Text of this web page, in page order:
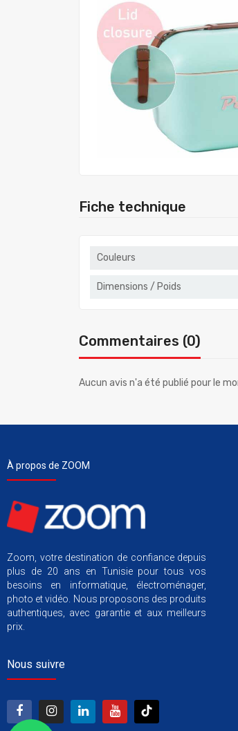
Fiche technique
Couleurs
Dimensions / Poids
Commentaires (0)
Aucun avis n'a été publié pour le
À propos de ZOOM
Zoom, votre destination de confiance depuis
plus de 20 ans en Tunisie pour tous vos
besoins en informatique, électroménager,
photo et vidéo. Nous proposons des produits
authentiques, avec garantie et aux meilleurs
prix.
Nous suivre